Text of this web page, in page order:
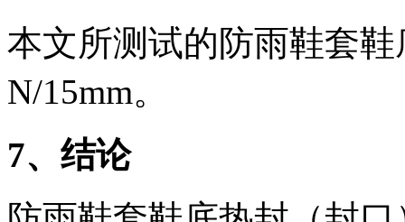
本文所测试的防雨鞋套
N/15mm。
7、结论